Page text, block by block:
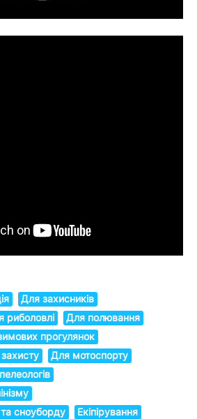
Для захисників
риболовлі
Для полювання
прогулянок
Для мотоспорту
сноуборду
Екіпірування